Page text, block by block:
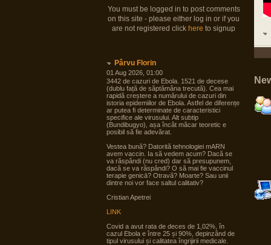
You must be logged in to post comments
on this site - please either log in or if you
are not registered click here to signup
Pârvu Florin
01 Aug 2026, 01:00
3442 de cazuri de Ebola. 1521 de decese
(dublu față de săptămâna trecută). Cea mai
rapidă creștere a numărului de cazuri din
istoria epidemiilor de Ebola. Astfel de diferențe
ar putea fi determinate de caracteristici
specifice ale virusului. Alt subtip
(Bundibugyo), așa încât măcar teoretic e
posibil să fie adevărat.
Vestea bună? Datorită tehnologiei mARN
avem vaccin. Ia să vedem acum? Dacă se
va răspândi (nu cred) dar să presupunem,
dacă se va răspândi? O să mai fie vaccinul
terapie genicā? Otravă? Moarte? Sau unii
dintre noi vor face saltul calitativ?
Cristian Apetrei
LINK
Covid a avut rata de deces de 1,02%, în
cazul Ebola e între 25 și 90%, depinzând de
tipul virusului și calitatea îngrijirii medicale.